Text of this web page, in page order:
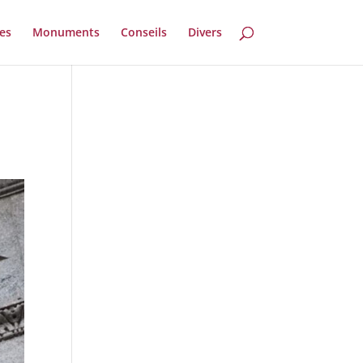
Monuments Conseils Divers